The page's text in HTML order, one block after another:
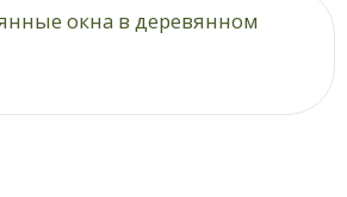
окна в деревянном